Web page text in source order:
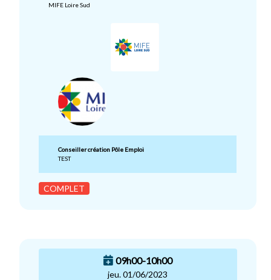
MIFE Loire Sud
Conseiller création Pôle Emploi
TEST
COMPLET
09h00-10h00
jeu. 01/06/2023